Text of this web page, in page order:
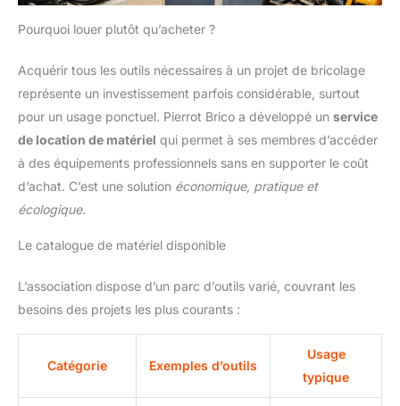
Pourquoi louer plutôt qu’acheter ?
Acquérir tous les outils nécessaires à un projet de bricolage
représente un investissement parfois considérable, surtout
pour un usage ponctuel. Pierrot Brico a développé un service
de location de matériel qui permet à ses membres d’accéder
à des équipements professionnels sans en supporter le coût
d’achat. C’est une solution économique, pratique et
écologique.
Le catalogue de matériel disponible
L’association dispose d’un parc d’outils varié, couvrant les
besoins des projets les plus courants :
Catégorie Exemples d’outils
Usage
typique